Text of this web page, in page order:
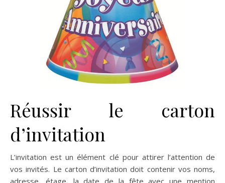
Réussir le carton
d’invitation
L’invitation est un élément clé pour attirer l’attention de
vos invités. Le carton d’invitation doit contenir vos noms,
adresse, étage, la date de la fête avec une mention